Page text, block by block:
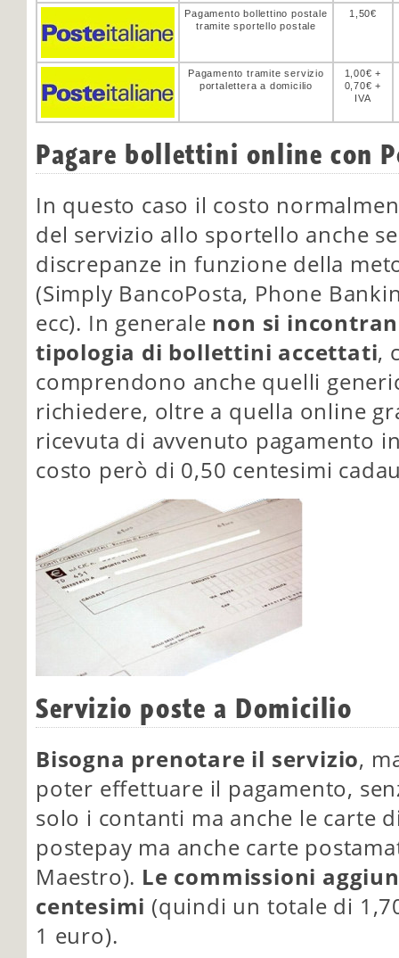
Pagamento bollettino postale
tramite sportello postale
1,50€
Pagamento tramite servizio
portalettera a domicilio
1,00€ +
0,70€ +
IVA
Pagare bollettini online con
In questo caso il costo
del servizio allo sportello anche
discrepanze in funzione della
(Simply BancoPosta, Phone
ecc). In generale non si
tipologia di bollettini accettati,
comprendono anche quelli
richiedere, oltre a quella online
ricevuta di avvenuto pagamento
costo però di 0,50 centesimi
Servizio poste a Domicilio
Bisogna prenotare il servizio,
poter effettuare il pagamento,
solo i contanti ma anche le carte
postepay ma anche carte
Maestro). Le commissioni
centesimi (quindi un totale di
1 euro).